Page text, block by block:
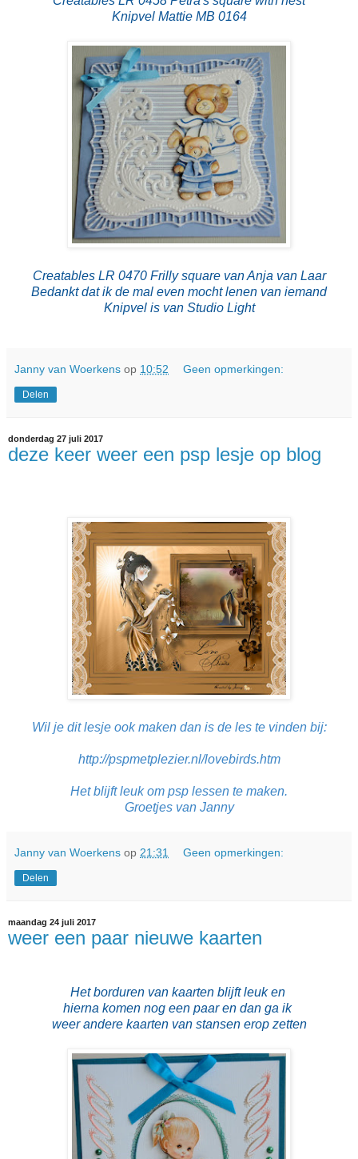
Knipvel Mattie MB 0164
Creatables LR 0470 Frilly square van Anja van Laar
Bedankt dat ik de mal even mocht lenen van iemand
Knipvel is van Studio Light
Janny van Woerkens op 10:52 Geen opmerkingen:
Delen
donderdag 27 juli 2017
deze keer weer een psp lesje op blog
Wil je dit lesje ook maken dan is de les te vinden bij:
http://pspmetplezier.nl/lovebirds.htm
Het blijft leuk om psp lessen te maken.
Groetjes van Janny
Janny van Woerkens op 21:31 Geen opmerkingen:
Delen
maandag 24 juli 2017
weer een paar nieuwe kaarten
Het borduren van kaarten blijft leuk en
hierna komen nog een paar en dan ga ik
weer andere kaarten van stansen erop zetten